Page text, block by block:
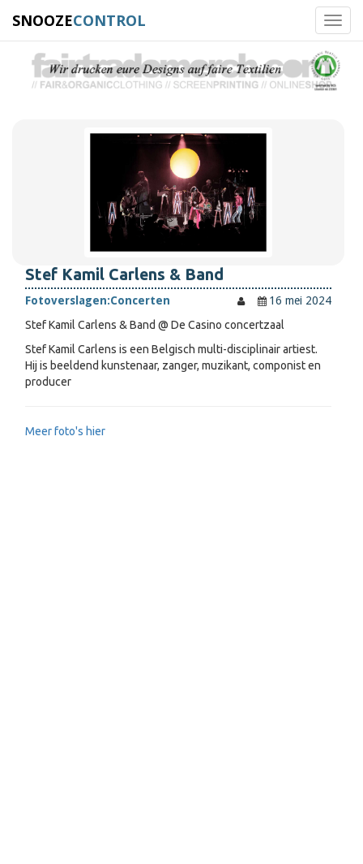
SNOOZECONTROL
Stef Kamil Carlens & Band
Fotoverslagen:Concerten
16 mei 2024
Stef Kamil Carlens & Band @ De Casino concertzaal
Stef Kamil Carlens is een Belgisch multi-disciplinair artiest.
Hij is beeldend kunstenaar, zanger, muzikant, componist en
producer
Meer foto's hier